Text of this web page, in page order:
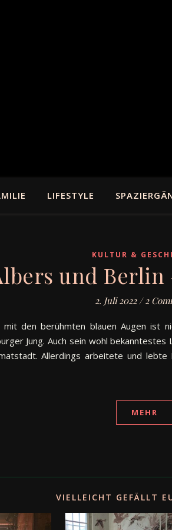
LIFESTYLE
KULTUR &
und
2. Juli 2022 / 2
mit den berühmten blauen Augen ist
Jung. Auch sein wohl
Allerdings arbeitete und
MEHR
VIELLEICHT GEFÄLLT